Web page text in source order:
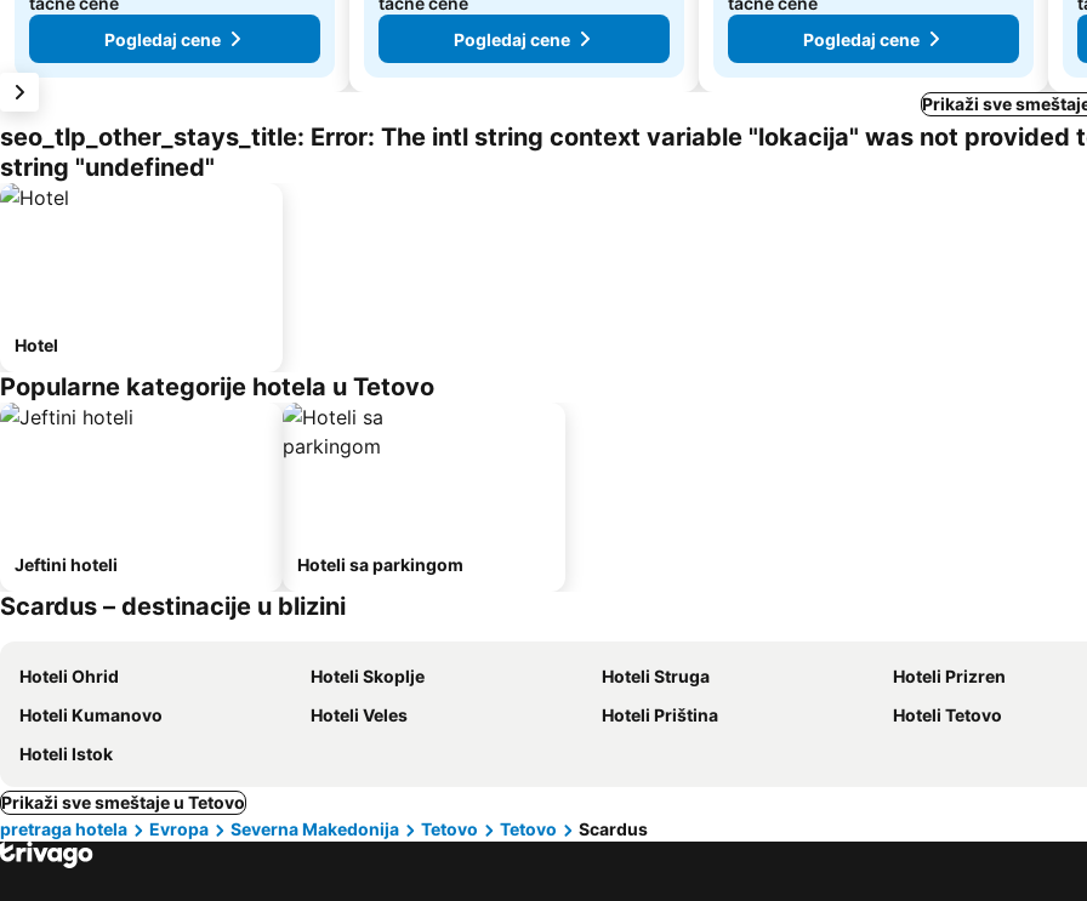
Pogledaj cene
Pogledaj cene
Pogledaj cene
Prikaži sve
seo_tlp_other_stays_title: Error: The intl string context variable "lokacija" was not provided
string "undefined"
Hotel
Popularne kategorije hotela u Tetovo
Jeftini hoteli Hoteli sa parkingom
Scardus – destinacije u blizini
Hoteli Ohrid Hoteli Skoplje Hoteli Struga
Hoteli Prizren
Hoteli Kumanovo
Hoteli Veles Hoteli Priština
Hoteli Tetovo
Hoteli Istok
Prikaži sve smeštaje u Tetovo
pretraga hotela
Evropa Severna Makedonija Tetovo Tetovo Scardus